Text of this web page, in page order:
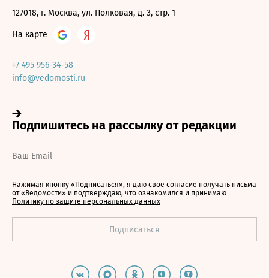
127018, г. Москва, ул. Полковая, д. 3, стр. 1
На карте
+7 495 956-34-58
info@vedomosti.ru
Нажимая кнопку «Подписаться», я даю свое согласие получать письма
от «Ведомости» и подтверждаю, что ознакомился и принимаю
Политику по защите персональных данных